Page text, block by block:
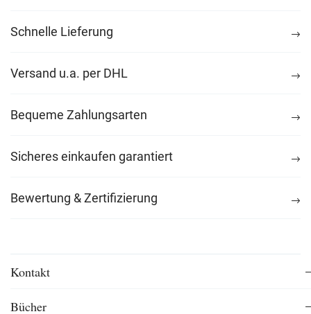
Schnelle Lieferung
Versand u.a. per DHL
Bequeme Zahlungsarten
Sicheres einkaufen garantiert
Bewertung & Zertifizierung
Kontakt
Bücher